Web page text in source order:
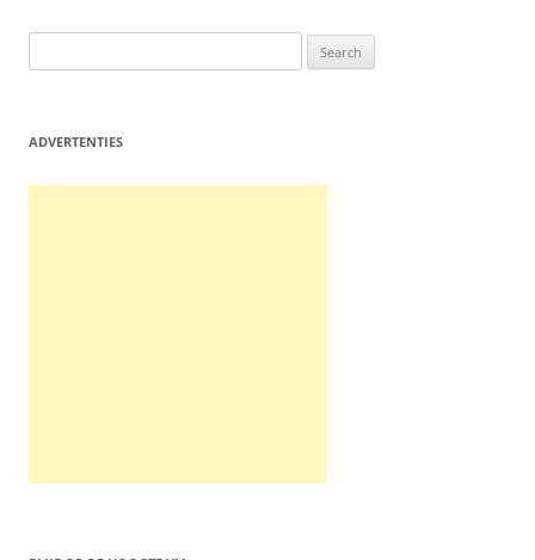
for:
ADVERTENTIES